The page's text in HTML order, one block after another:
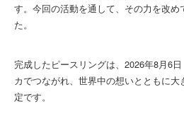
す。今回の活動を通して、その力を改め
た。
完成したピースリングは、2026年8月6
カでつながれ、世界中の想いとともに
定です。